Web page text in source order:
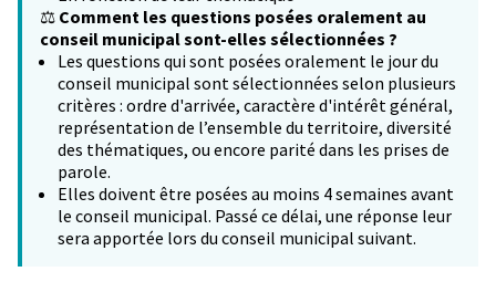
⚖️ Comment les questions posées oralement au
conseil municipal sont-elles sélectionnées ?
Les questions qui sont posées oralement le jour du
conseil municipal sont sélectionnées selon plusieurs
critères : ordre d'arrivée, caractère d'intérêt général,
représentation de l’ensemble du territoire, diversité
des thématiques, ou encore parité dans les prises de
parole.
Elles doivent être posées au moins 4 semaines avant
le conseil municipal. Passé ce délai, une réponse leur
sera apportée lors du conseil municipal suivant.